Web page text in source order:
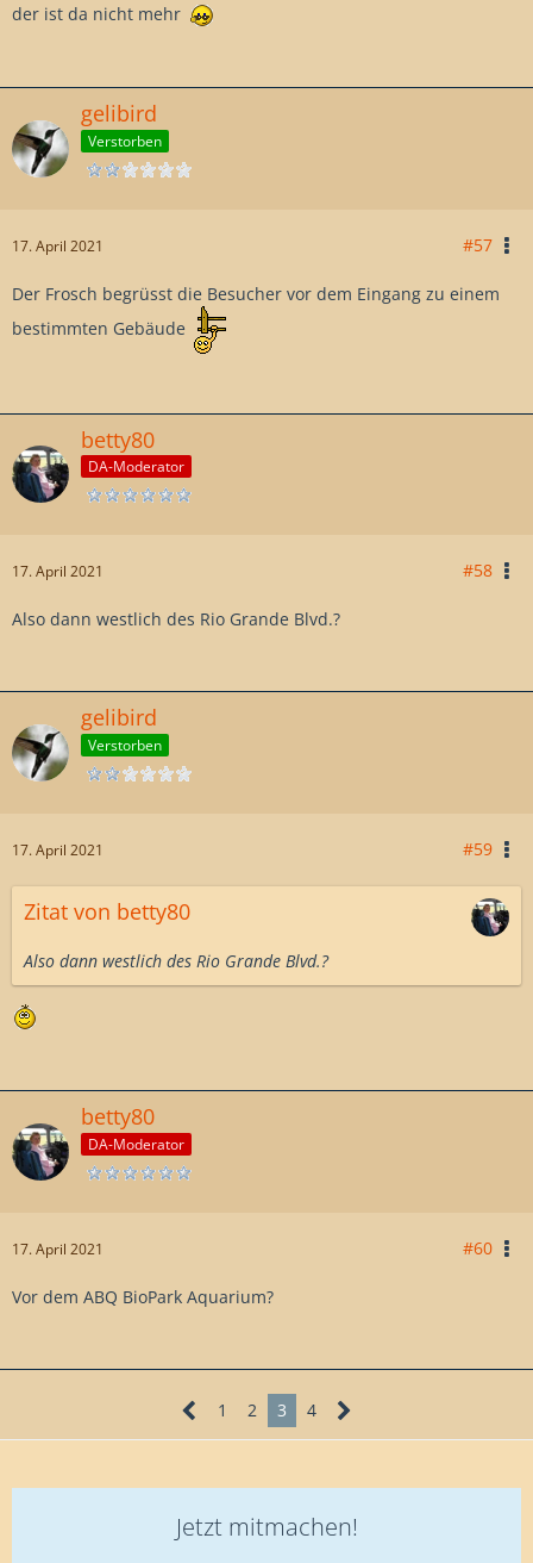
der ist da nicht mehr
gelibird
Verstorben
17. April 2021 #57
Der Frosch begrüsst die Besucher vor dem Eingang zu einem
bestimmten Gebäude
betty80
DA-Moderator
17. April 2021 #58
Also dann westlich des Rio Grande Blvd.?
gelibird
Verstorben
17. April 2021 #59
Zitat von betty80
Also dann westlich des Rio Grande Blvd.?
betty80
DA-Moderator
17. April 2021 #60
Vor dem ABQ BioPark Aquarium?
1 2 3 4
Jetzt mitmachen!